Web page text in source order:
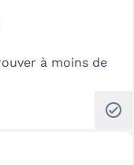
à moins de
check_circle